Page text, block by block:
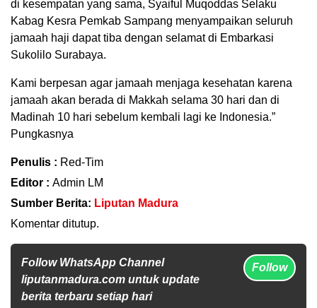
di kesempatan yang sama, Syaiful Muqoddas Selaku
Kabag Kesra Pemkab Sampang menyampaikan seluruh
jamaah haji dapat tiba dengan selamat di Embarkasi
Sukolilo Surabaya.
Kami berpesan agar jamaah menjaga kesehatan karena
jamaah akan berada di Makkah selama 30 hari dan di
Madinah 10 hari sebelum kembali lagi ke Indonesia.”
Pungkasnya
Penulis : Red-Tim
Editor : Admin LM
Sumber Berita: Liputan Madura
Komentar ditutup.
Follow WhatsApp Channel
liputanmadura.com untuk update
berita terbaru setiap hari
Follow